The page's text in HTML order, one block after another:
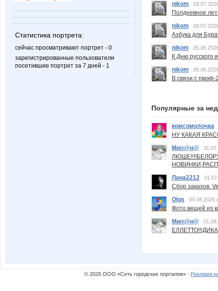
Статистика портрета:
сейчас просматривают портрет - 0
зарегистрированные пользователи
посетившие портрет за 7 дней - 1
nikom
Полдневное
nikom
Азбука для
nikom
К Дню русского
nikom
В связи с пмэф-
Популярные за
комсомолочка
НУ КАКАЯ
Мил@н@
Лана2212
Сбор заказов.
Olgs
04.08.2026
Фото вещей из
Мил@н@
© 2026 ООО «Сеть городских порталов» · Реклама